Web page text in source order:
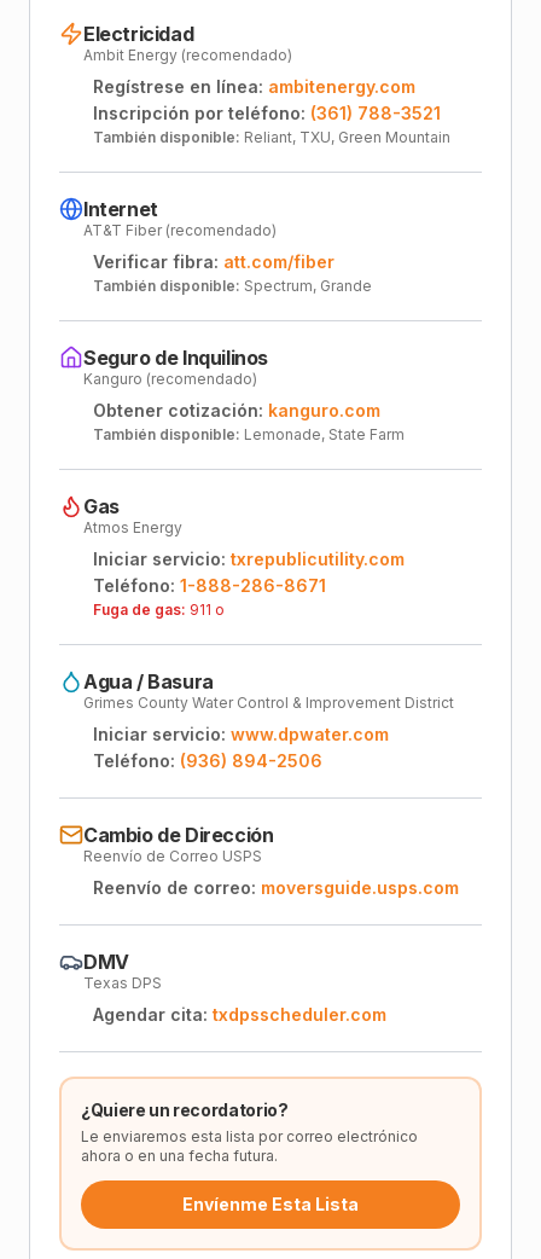
Electricidad
Ambit Energy (recomendado)
Regístrese en línea: ambitenergy.com
Inscripción por teléfono: (361) 788-3521
También disponible: Reliant, TXU, Green Mountain
Internet
AT&T Fiber (recomendado)
Verificar fibra: att.com/fiber
También disponible: Spectrum, Grande
Seguro de Inquilinos
Kanguro (recomendado)
Obtener cotización: kanguro.com
También disponible: Lemonade, State Farm
Gas
Atmos Energy
Iniciar servicio: txrepublicutility.com
Teléfono: 1-888-286-8671
Fuga de gas: 911 o
Agua / Basura
Grimes County Water Control & Improvement District
Iniciar servicio: www.dpwater.com
Teléfono: (936) 894-2506
Cambio de Dirección
Reenvío de Correo USPS
Reenvío de correo: moversguide.usps.com
DMV
Texas DPS
Agendar cita: txdpsscheduler.com
¿Quiere un recordatorio?
Le enviaremos esta lista por correo electrónico
ahora o en una fecha futura.
Envíenme Esta Lista